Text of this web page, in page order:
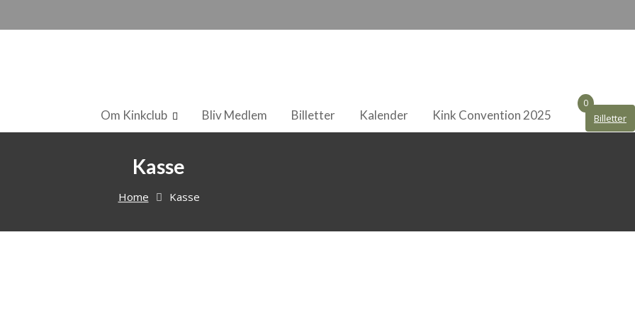
Billetter
0
Om Kinkclub Bliv Medlem Billetter Kalender Kink Convention 2025
Kasse
Home Kasse